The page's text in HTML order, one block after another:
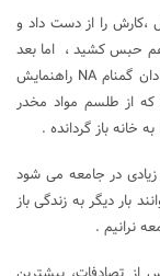
،کارش را از دست داد و
حبس کشید ، اما بعد
از آزادی قصد کرد برای پاکی ، هم دردی از انجمن معتادان گمنام NA راهنمایش
از طلسم مواد مخدر
خانه باز گردانده .
در جامعه می شود
بار دیگر به زندگی باز
نرانیم .